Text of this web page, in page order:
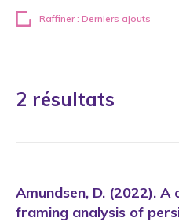
Raffiner : Derniers ajouts
2 résultats
Amundsen, D. (2022).
framing analysis of